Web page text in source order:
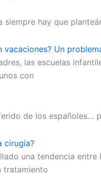
siempre hay que
vacaciones? Un
las escuelas
con
de los españoles…
cirugía?
una tendencia
tratamiento